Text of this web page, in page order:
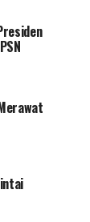
pelabuhan
tak
tidak
dari pihak-